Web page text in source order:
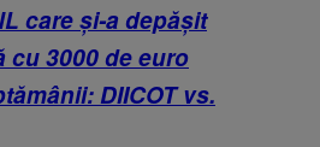
care și-a depășit
cu 3000 de euro
DIICOT vs.